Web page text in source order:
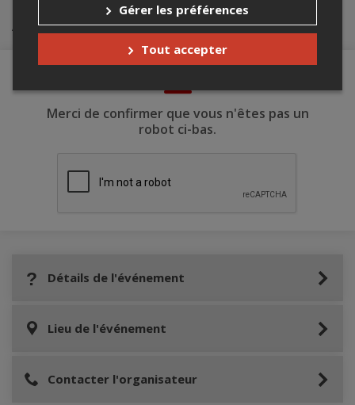
Achat de billets
Merci de confirmer que vous n'êtes pas un
robot ci-bas.
Détails de l'événement
Lieu de l'événement
Contacter l'organisateur
Gérer les préférences
Tout accepter